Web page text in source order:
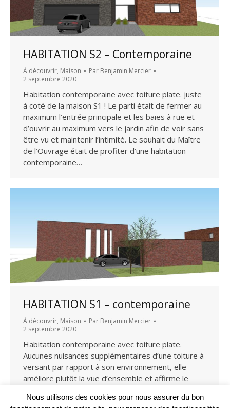
HABITATION S2 – Contemporaine
À découvrir, Maison Par Benjamin Mercier
2 septembre 2020
Habitation contemporaine avec toiture plate. juste
à coté de la maison S1 ! Le parti était de fermer au
maximum l’entrée principale et les baies à rue et
d’ouvrir au maximum vers le jardin afin de voir sans
être vu et maintenir l’intimité. Le souhait du Maître
de l’Ouvrage était de profiter d’une habitation
contemporaine…
HABITATION S1 – contemporaine
À découvrir, Maison Par Benjamin Mercier
2 septembre 2020
Habitation contemporaine avec toiture plate.
Aucunes nuisances supplémentaires d’une toiture à
versant par rapport à son environnement, elle
améliore plutôt la vue d’ensemble et affirme le
rupture avec son environnement immédiat. Elle
Nous utilisons des cookies pour nous assurer du bon